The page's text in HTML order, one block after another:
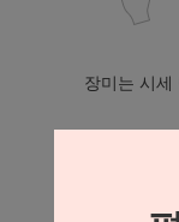
장미는 시